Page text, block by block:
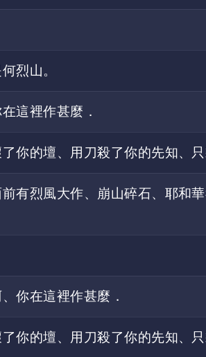
烈山。
這裡作甚麼．
的壇、用刀殺了你的先知、
有烈風大作、崩山碎石、耶和
你在這裡作甚麼．
的壇、用刀殺了你的先知、